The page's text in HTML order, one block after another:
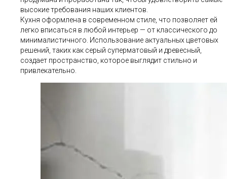
высокие требования наших клиентов.
Кухня оформлена в современном стиле, что позволяет ей
легко вписаться в любой интерьер — от классического до
минималистичного. Использование актуальных цветовых
решений, таких как серый суперматовый и древесный,
создает пространство, которое выглядит стильно и
привлекательно.